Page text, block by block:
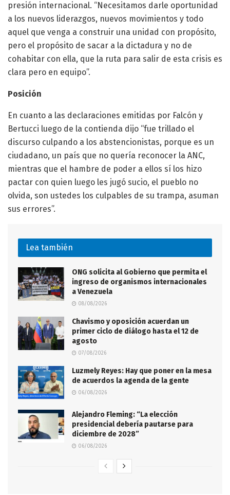
presión internacional. “Necesitamos darle oportunidad
a los nuevos liderazgos, nuevos movimientos y todo
aquel que venga a construir una unidad con propósito,
pero el propósito de sacar a la dictadura y no de
cohabitar con ella, que la ruta para salir de esta crisis es
clara pero en equipo”.
Posición
En cuanto a las declaraciones emitidas por Falcón y
Bertucci luego de la contienda dijo “fue trillado el
discurso culpando a los abstencionistas, porque es un
ciudadano, un país que no quería reconocer la ANC,
mientras que el hambre de poder a ellos sí los hizo
pactar con quien luego les jugó sucio, el pueblo no
olvida, son ustedes los culpables de su trampa, asuman
sus errores”.
Lea también
ONG solicita al Gobierno que permita el
ingreso de organismos internacionales
a Venezuela
08/08/2026
Chavismo y oposición acuerdan un
primer ciclo de diálogo hasta el 12 de
agosto
07/08/2026
Luzmely Reyes: Hay que poner en la mesa
de acuerdos la agenda de la gente
06/08/2026
Alejandro Fleming: “La elección
presidencial debería pautarse para
diciembre de 2028”
06/08/2026